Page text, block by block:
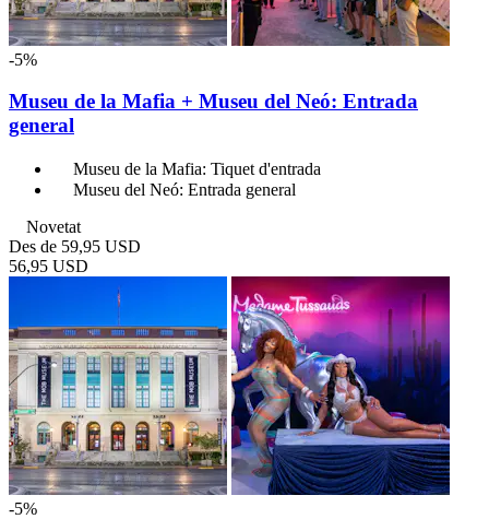
-5%
Museu de la Mafia + Museu del Neó: Entrada
general
Museu de la Mafia: Tiquet d'entrada
Museu del Neó: Entrada general
Novetat
Des de 59,95 USD
56,95 USD
-5%